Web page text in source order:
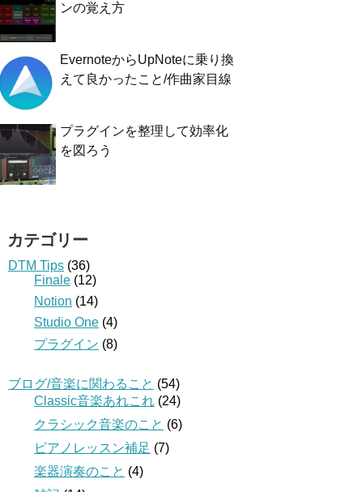
ンの覚え方
EvernoteからUpNoteに乗り換
えて良かったこと/作曲家目線
プラグインを整理して効率化
を図ろう
カテゴリー
DTM Tips (36)
Finale (12)
Notion (14)
Studio One (4)
プラグイン (8)
ブログ/音楽に関わること (54)
Classic音楽あれこれ (24)
クラシック音楽のこと (6)
ピアノレッスン補足 (7)
楽器演奏のこと (4)